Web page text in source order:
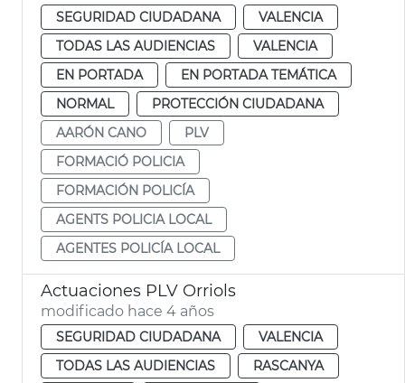
SEGURIDAD CIUDADANA
VALENCIA
TODAS LAS AUDIENCIAS
VALENCIA
EN PORTADA
EN PORTADA TEMÁTICA
NORMAL
PROTECCIÓN CIUDADANA
AARÓN CANO
PLV
FORMACIÓ POLICIA
FORMACIÓN POLICÍA
AGENTS POLICIA LOCAL
AGENTES POLICÍA LOCAL
Actuaciones PLV Orriols
modificado hace 4 años
SEGURIDAD CIUDADANA
VALENCIA
TODAS LAS AUDIENCIAS
RASCANYA